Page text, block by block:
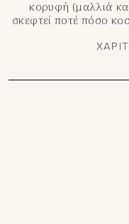
κορυφή (μαλλιά
σκεφτεί ποτέ πόσο